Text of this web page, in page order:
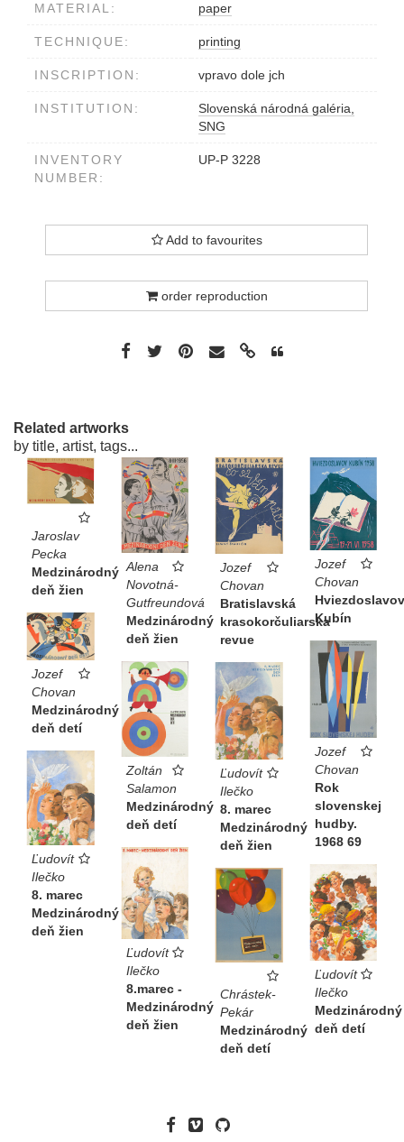
MATERIAL: paper
TECHNIQUE: printing
INSCRIPTION: vpravo dole jch
INSTITUTION:
Slovenská národná galéria,
SNG
INVENTORY
NUMBER:
UP-P 3228
Add to favourites
order reproduction
Related artworks
by title, artist, tags...
Jaroslav
Pecka
Medzinárodný
deň žien
Alena
Novotná-
Gutfreundová
Medzinárodný
deň žien
Jozef
Chovan
Bratislavská
krasokorčuliarska
revue
Jozef
Chovan
Hviezdoslavov
Kubín
Jozef
Chovan
Medzinárodný
deň detí
Jozef
Chovan
Rok
slovenskej
hudby.
1968 69
Zoltán
Salamon
Medzinárodný
deň detí
Ľudovít
Ilečko
8. marec
Medzinárodný
deň žien
Ľudovít
Ilečko
8. marec
Medzinárodný
deň žien
Ľudovít
Ilečko
8.marec -
Medzinárodný
deň žien
Ľudovít
Ilečko
Medzinárodný
deň detí
Chrástek-
Pekár
Medzinárodný
deň detí